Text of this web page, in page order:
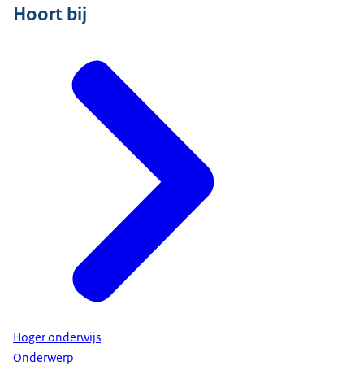
Hoort bij
Hoger onderwijs
Onderwerp